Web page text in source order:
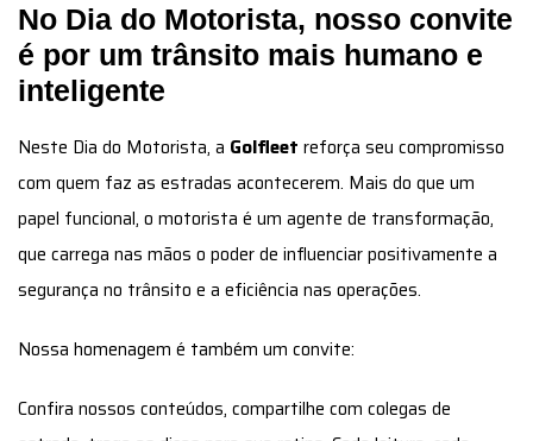
No Dia do Motorista, nosso convite
é por um trânsito mais humano e
inteligente
Neste Dia do Motorista, a Golfleet reforça seu compromisso
com quem faz as estradas acontecerem. Mais do que um
papel funcional, o motorista é um agente de transformação,
que carrega nas mãos o poder de influenciar positivamente a
segurança no trânsito e a eficiência nas operações.
Nossa homenagem é também um convite:
Confira nossos conteúdos, compartilhe com colegas de